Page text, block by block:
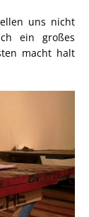
uns nicht
ein großes
macht halt